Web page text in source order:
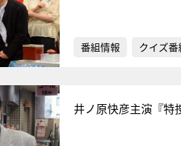
番組情報 クイズ番
井ノ原快彦主演『特